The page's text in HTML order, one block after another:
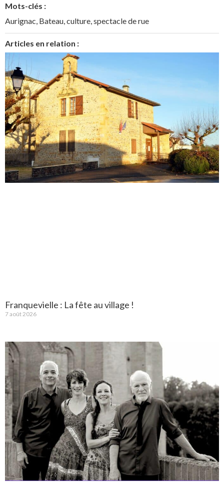
Mots-clés :
Aurignac, Bateau,culture,spectacle de rue
Articles en relation :
Franquevielle : La fête au village !
7 août 2026